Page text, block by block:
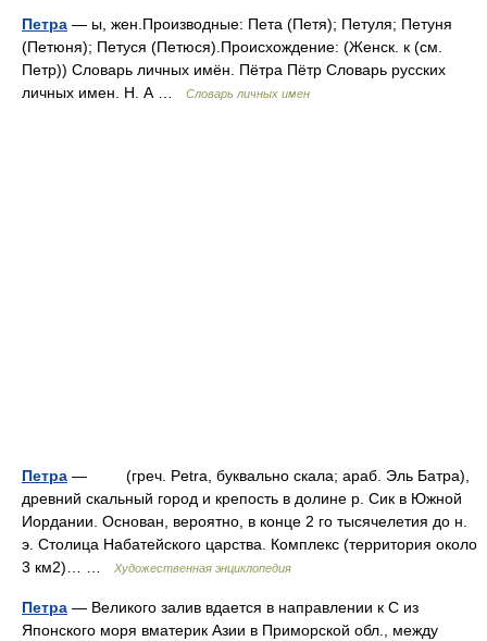
Петра — ы, жен.Производные: Пета (Петя); Петуля; Петуня
(Петюня); Петуся (Петюся).Происхождение: (Женск. к (см.
Петр)) Словарь личных имён. Пётра Пётр Словарь русских
личных имен. Н. А …
Словарь личных имен
Петра — (греч. Petra, буквально скала; араб. Эль Батра),
древний скальный город и крепость в долине р. Сик в Южной
Иордании. Основан, вероятно, в конце 2 го тысячелетия до н.
э. Столица Набатейского царства. Комплекс (территория около
3 км2)… …
Художественная энциклопедия
Петра — Великого залив вдается в направлении к С из
Японского моря вматерик Азии в Приморской обл., между